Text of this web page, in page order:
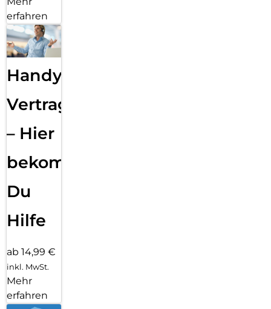
erfahren
Handy
Vertragsabwicklung
– Hier
bekommst
Du
Hilfe
ab 14,99 €
inkl. MwSt.
Mehr
erfahren